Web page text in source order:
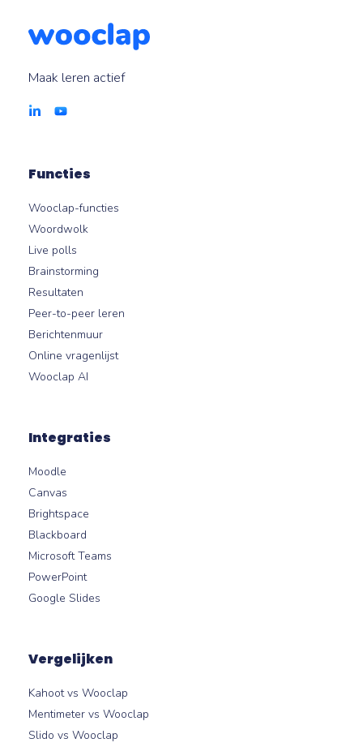
Maak leren actief
Functies
Wooclap-functies
Woordwolk
Live polls
Brainstorming
Resultaten
Peer-to-peer leren
Berichtenmuur
Online vragenlijst
Wooclap AI
Integraties
Moodle
Canvas
Brightspace
Blackboard
Microsoft Teams
PowerPoint
Google Slides
Vergelijken
Kahoot vs Wooclap
Mentimeter vs Wooclap
Slido vs Wooclap